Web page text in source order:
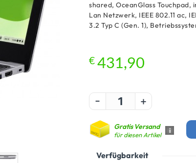
shared, OceanGlass
Lan Netzwerk, IEEE 802.11 ac,
3.2 Typ C (Gen. 1),
€ 431,90
- +
Gratis Versand
für diesen Artikel i
Verfügbarkeit